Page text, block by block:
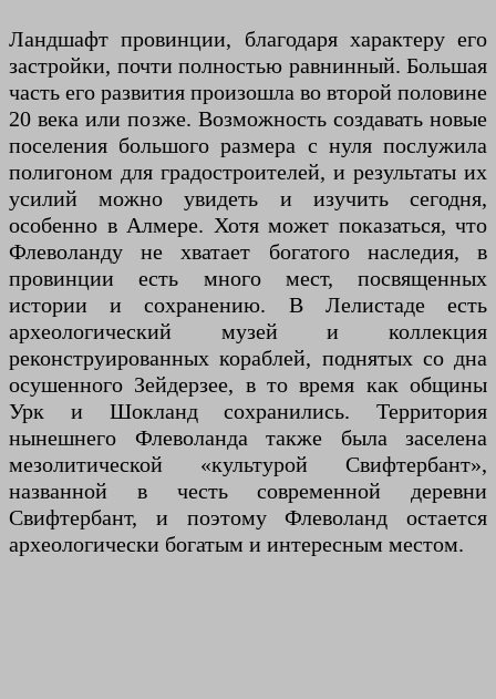
Ландшафт провинции, благодаря характеру его
застройки, почти полностью равнинный. Большая
часть его развития произошла во второй половине
20 века или позже. Возможность создавать новые
поселения большого размера с нуля послужила
полигоном для градостроителей, и результаты их
усилий можно увидеть и изучить сегодня,
особенно в Алмере. Хотя может показаться, что
Флеволанду не хватает богатого наследия, в
провинции есть много мест, посвященных
истории и сохранению. В Лелистаде есть
археологический музей и коллекция
реконструированных кораблей, поднятых со дна
осушенного Зейдерзее, в то время как общины
Урк и Шокланд сохранились. Территория
нынешнего Флеволанда также была заселена
мезолитической «культурой Свифтербант»,
названной в честь современной деревни
Свифтербант, и поэтому Флеволанд остается
археологически богатым и интересным местом.